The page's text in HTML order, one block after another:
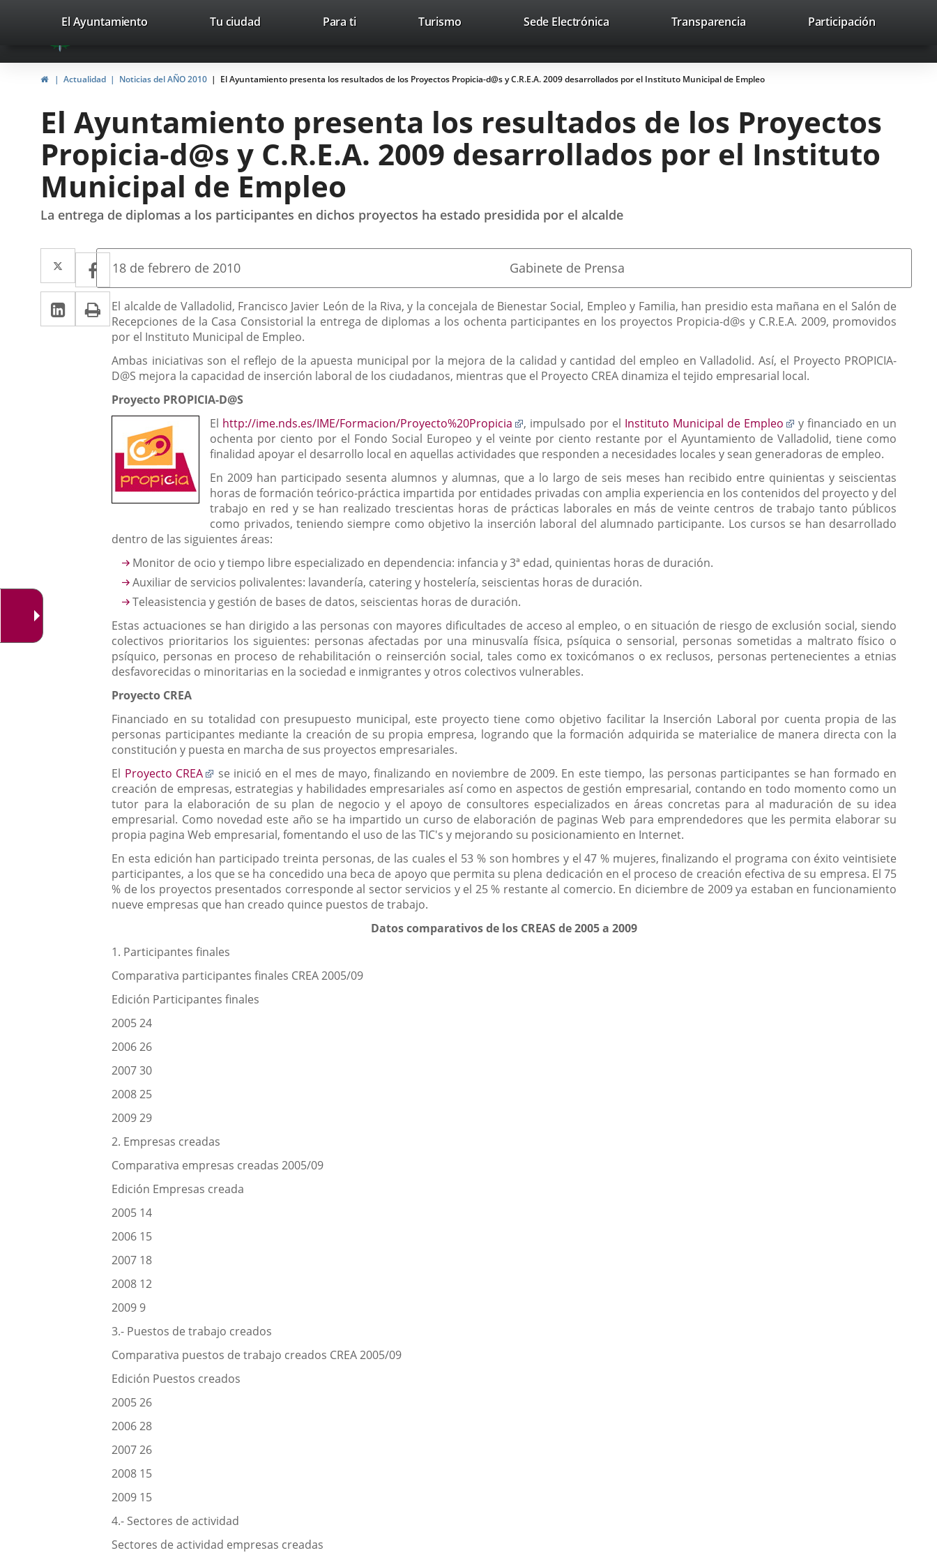
Portal
Web
del
Valladolid
avaTop Trabaja con nosotros Contacto avaHeaderSocial
Enlace
una
aplicación
Enlace
una
aplicación
Enlace
una
aplicación
Buscar
valladolid.es
El Ayuntamiento Tu ciudad Para ti TurismoEste
abrirá
en
nueva.
Sede ElectrónicaEnlace
aplicación
externa.
Transparencia Participación
InicioActualidad Noticias del AÑO 2010 El Ayuntamiento presenta los resultados de los Proyectos Propicia-d@s y C.R.E.A. 2009 desarrollados por el Instituto Municipal de Empleo
El Ayuntamiento presenta los resultados de los Proyectos
Propicia-d@s y C.R.E.A. 2009 desarrollados por el Instituto
Municipal de Empleo
La entrega de diplomas a los participantes en dichos proyectos ha estado presidida por el alcalde
Twitter
Enlace
a
una
aplicación
externa.
Facebook
Enlace
a
una
aplicación
externa.
LinkedIn
Enlace
a
aplicación
externa.
Imprimir
Fecha
la
noticia
18 de febrero de 2010 Fuente
la
noticia
Gabinete de Prensa
Descripción
El alcalde de Valladolid, Francisco Javier León de la Riva, y la concejala de Bienestar Social, Empleo y Familia, han presidio esta mañana en el Salón de
Recepciones de la Casa Consistorial la entrega de diplomas a los ochenta participantes en los proyectos Propicia-d@s y C.R.E.A. 2009, promovidos
por el Instituto Municipal de Empleo.
Ambas iniciativas son el reflejo de la apuesta municipal por la mejora de la calidad y cantidad del empleo en Valladolid. Así, el Proyecto PROPICIA-
D@S mejora la capacidad de inserción laboral de los ciudadanos, mientras que el Proyecto CREA dinamiza el tejido empresarial local.
Proyecto PROPICIA-D@S
El http://ime.nds.es/IME/Formacion/Proyecto%20Propicia
Enlace
a
una
externa.
, impulsado por el Instituto Municipal de Empleo
Enlace
a
una
externa.
y financiado en un
ochenta por ciento por el Fondo Social Europeo y el veinte por ciento restante por el Ayuntamiento de Valladolid, tiene como
finalidad apoyar el desarrollo local en aquellas actividades que responden a necesidades locales y sean generadoras de empleo.
En 2009 han participado sesenta alumnos y alumnas, que a lo largo de seis meses han recibido entre quinientas y seiscientas
horas de formación teórico-práctica impartida por entidades privadas con amplia experiencia en los contenidos del proyecto y del
trabajo en red y se han realizado trescientas horas de prácticas laborales en más de veinte centros de trabajo tanto públicos
como privados, teniendo siempre como objetivo la inserción laboral del alumnado participante. Los cursos se han desarrollado
dentro de las siguientes áreas:
Monitor de ocio y tiempo libre especializado en dependencia: infancia y 3ª edad, quinientas horas de duración.
Auxiliar de servicios polivalentes: lavandería, catering y hostelería, seiscientas horas de duración.
Teleasistencia y gestión de bases de datos, seiscientas horas de duración.
Estas actuaciones se han dirigido a las personas con mayores dificultades de acceso al empleo, o en situación de riesgo de exclusión social, siendo
colectivos prioritarios los siguientes: personas afectadas por una minusvalía física, psíquica o sensorial, personas sometidas a maltrato físico o
psíquico, personas en proceso de rehabilitación o reinserción social, tales como ex toxicómanos o ex reclusos, personas pertenecientes a etnias
desfavorecidas o minoritarias en la sociedad e inmigrantes y otros colectivos vulnerables.
Proyecto CREA
Financiado en su totalidad con presupuesto municipal, este proyecto tiene como objetivo facilitar la Inserción Laboral por cuenta propia de las
personas participantes mediante la creación de su propia empresa, logrando que la formación adquirida se materialice de manera directa con la
constitución y puesta en marcha de sus proyectos empresariales.
El Proyecto CREA
Enlace
a
una
aplicación
externa.
se inició en el mes de mayo, finalizando en noviembre de 2009. En este tiempo, las personas participantes se han formado en
creación de empresas, estrategias y habilidades empresariales así como en aspectos de gestión empresarial, contando en todo momento como un
tutor para la elaboración de su plan de negocio y el apoyo de consultores especializados en áreas concretas para al maduración de su idea
empresarial. Como novedad este año se ha impartido un curso de elaboración de paginas Web para emprendedores que les permita elaborar su
propia pagina Web empresarial, fomentando el uso de las TIC's y mejorando su posicionamiento en Internet.
En esta edición han participado treinta personas, de las cuales el 53 % son hombres y el 47 % mujeres, finalizando el programa con éxito veintisiete
participantes, a los que se ha concedido una beca de apoyo que permita su plena dedicación en el proceso de creación efectiva de su empresa. El 75
% de los proyectos presentados corresponde al sector servicios y el 25 % restante al comercio. En diciembre de 2009 ya estaban en funcionamiento
nueve empresas que han creado quince puestos de trabajo.
Datos comparativos de los CREAS de 2005 a 2009
1. Participantes finales
Comparativa participantes finales CREA 2005/09
Edición Participantes finales
2005 24
2006 26
2007 30
2008 25
2009 29
2. Empresas creadas
Comparativa empresas creadas 2005/09
Edición Empresas creada
2005 14
2006 15
2007 18
2008 12
2009 9
3.- Puestos de trabajo creados
Comparativa puestos de trabajo creados CREA 2005/09
Edición Puestos creados
2005 26
2006 28
2007 26
2008 15
2009 15
4.- Sectores de actividad
Sectores de actividad empresas creadas